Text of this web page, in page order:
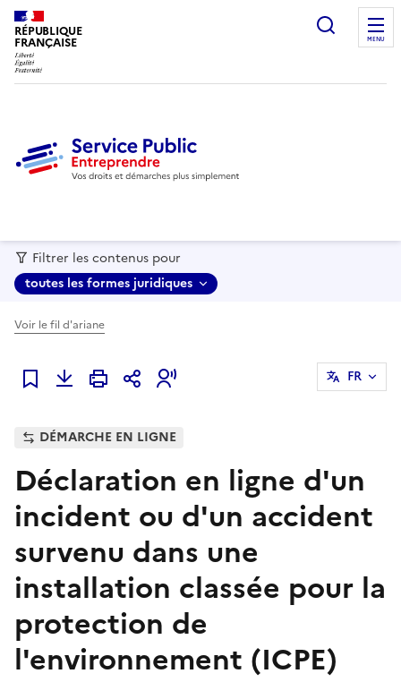
RÉPUBLIQUE
FRANÇAISE MENU
Filtrer les contenus pour
toutes les formes juridiques
Voir le fil d'ariane
Ajouter à mes favoris
FR
DÉMARCHE EN LIGNE
Déclaration en ligne d'un
incident ou d'un accident
survenu dans une
installation classée pour la
protection de
l'environnement (ICPE)